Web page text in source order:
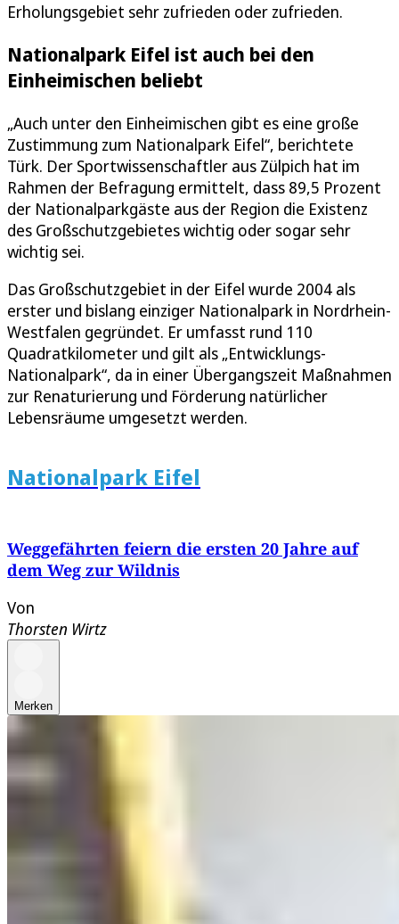
Erholungsgebiet sehr zufrieden oder zufrieden.
Nationalpark Eifel ist auch bei den
Einheimischen beliebt
„Auch unter den Einheimischen gibt es eine große
Zustimmung zum Nationalpark Eifel“, berichtete
Türk. Der Sportwissenschaftler aus Zülpich hat im
Rahmen der Befragung ermittelt, dass 89,5 Prozent
der Nationalparkgäste aus der Region die Existenz
des Großschutzgebietes wichtig oder sogar sehr
wichtig sei.
Das Großschutzgebiet in der Eifel wurde 2004 als
erster und bislang einziger Nationalpark in Nordrhein-
Westfalen gegründet. Er umfasst rund 110
Quadratkilometer und gilt als „Entwicklungs-
Nationalpark“, da in einer Übergangszeit Maßnahmen
zur Renaturierung und Förderung natürlicher
Lebensräume umgesetzt werden.
Nationalpark Eifel
Weggefährten feiern die ersten 20 Jahre auf
dem Weg zur Wildnis
Von
Thorsten Wirtz
Merken